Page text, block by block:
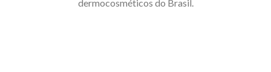
dermocosméticos do Brasil.